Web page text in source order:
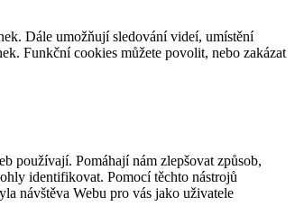
Dále umožňují sledování videí, umístění
Funkční cookies můžete povolit, nebo zakázat
používají. Pomáhají nám zlepšovat způsob,
identifikovat. Pomocí těchto nástrojů
návštěva Webu pro vás jako uživatele